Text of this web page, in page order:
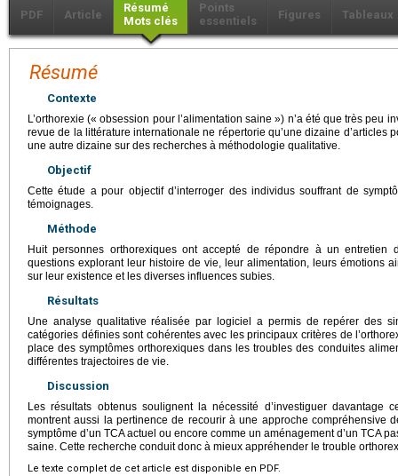
PDF Article
Résumé
Mots clés
Points
essentiels
Figures Tableaux
Résumé
Contexte
L’orthorexie (« obsession pour l’alimentation saine ») n’a été que très peu
revue de la littérature internationale ne répertorie qu’une dizaine d’articles
une autre dizaine sur des recherches à méthodologie qualitative.
Objectif
Cette étude a pour objectif d’interroger des individus souffrant de
témoignages.
Méthode
Huit personnes orthorexiques ont accepté de répondre à un entretien
questions explorant leur histoire de vie, leur alimentation, leurs émotions
sur leur existence et les diverses influences subies.
Résultats
Une analyse qualitative réalisée par logiciel a permis de repérer des
catégories définies sont cohérentes avec les principaux critères de
place des symptômes orthorexiques dans les troubles des conduites
différentes trajectoires de vie.
Discussion
Les résultats obtenus soulignent la nécessité d’investiguer davantage
montrent aussi la pertinence de recourir à une approche compréhensive
symptôme d’un TCA actuel ou encore comme un aménagement d’un TCA
saine. Cette recherche conduit donc à mieux appréhender le trouble
Le texte complet de cet article est disponible en PDF.